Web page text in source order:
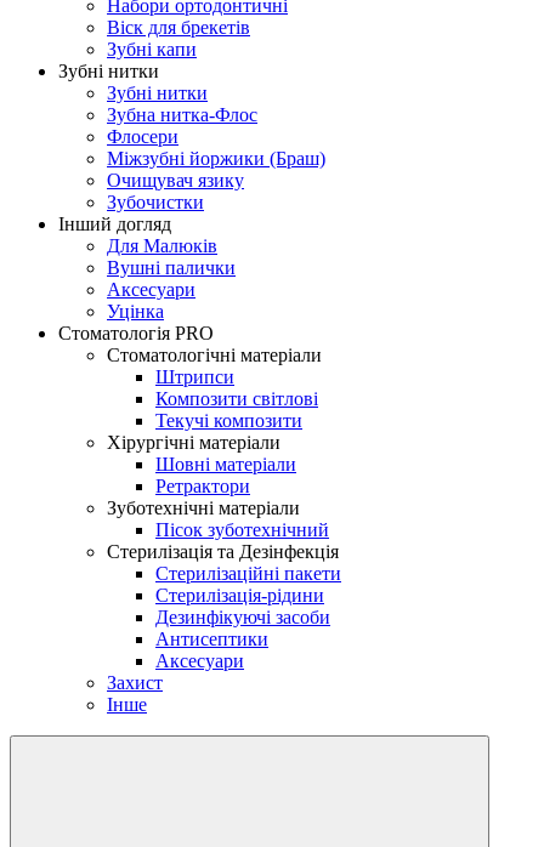
Набори ортодонтичні
Віск для брекетів
Зубні капи
Зубні нитки
Зубні нитки
Зубна нитка-Флос
Флосери
Міжзубні йоржики (Браш)
Очищувач язику
Зубочистки
Інший догляд
Для Малюків
Вушні палички
Аксесуари
Уцінка
Стоматологія PRO
Стоматологічні матеріали
Штрипси
Композити світлові
Текучі композити
Хірургічні матеріали
Шовні матеріали
Ретрактори
Зуботехнічні матеріали
Пісок зуботехнічний
Стерилізація та Дезінфекція
Стерилізаційні пакети
Стерилізація-рідини
Дезинфікуючі засоби
Антисептики
Аксесуари
Захист
Інше